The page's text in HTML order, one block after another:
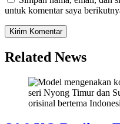
untuk komentar saya
Related News